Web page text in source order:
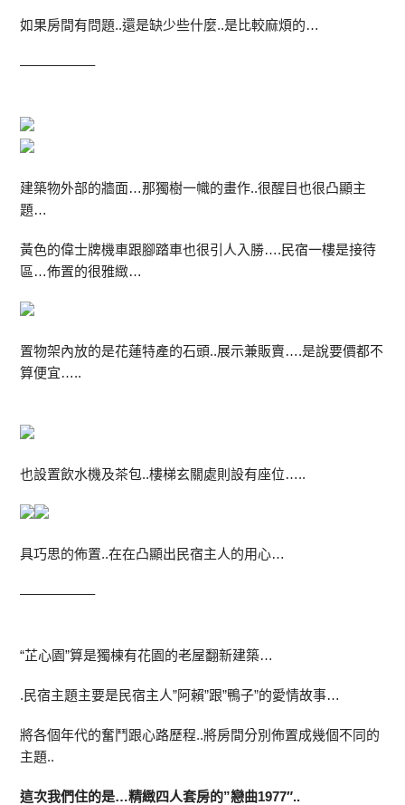
如果房間有問題..還是缺少些什麼..是比較麻煩的…
—————–
建築物外部的牆面…那獨樹一幟的畫作..很醒目也很凸顯主
題…
黃色的偉士牌機車跟腳踏車也很引人入勝….民宿一樓是接待
區…佈置的很雅緻…
置物架內放的是花蓮特產的石頭..展示兼販賣….是說要價都不
算便宜…..
也設置飲水機及茶包..樓梯玄關處則設有座位…..
具巧思的佈置..在在凸顯出民宿主人的用心…
—————–
“芷心園”算是獨棟有花園的老屋翻新建築…
.民宿主題主要是民宿主人”阿賴”跟”鴨子”的愛情故事…
將各個年代的奮鬥跟心路歷程..將房間分別佈置成幾個不同的
主題..
這次我們住的是…精緻四人套房的”戀曲1977″..